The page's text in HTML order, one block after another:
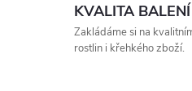
KVALITA BALENÍ
Zakládáme si na
rostlin i křehkého zboží.